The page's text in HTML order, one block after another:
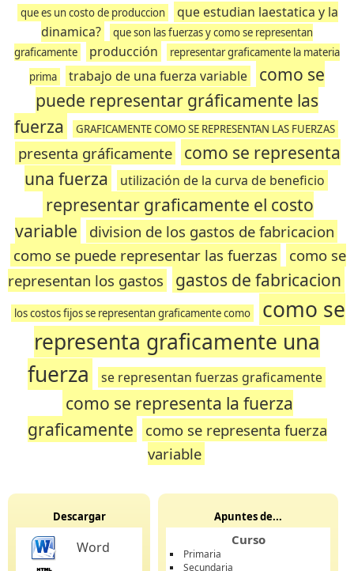
que es un costo de produccion
que estudian laestatica y la
dinamica?
que son las fuerzas y como se representan
graficamente
producción
representar graficamente la materia
prima
trabajo de una fuerza variable
como se
puede representar gráficamente las
fuerza
GRAFICAMENTE COMO SE REPRESENTAN LAS FUERZAS
presenta gráficamente
como se representa
una fuerza
utilización de la curva de beneficio
representar graficamente el costo
variable
division de los gastos de fabricacion
como se puede representar las fuerzas
como se
representan los gastos
gastos de fabricacion
los costos fijos se representan graficamente como
como se
representa graficamente una
fuerza
se representan fuerzas graficamente
como se representa la fuerza
graficamente
como se representa fuerza
variable
Descargar
Word
Apuntes de...
Curso
Primaria
Secundaria